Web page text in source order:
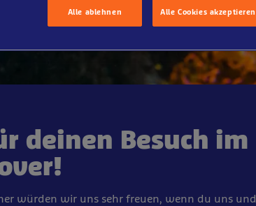
deinen Besuch im
würden wir uns sehr freuen, wenn du uns und
Alle ablehnen Alle Cookies akzeptieren